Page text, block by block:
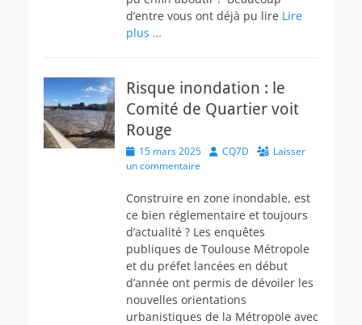
d’entre vous ont déjà pu lire Lire
plus …
Risque inondation : le
Comité de Quartier voit
Rouge
Posted
on
15 mars 2025 Author
CQ7D
Laisser
un commentaire
Construire en zone inondable, est
ce bien réglementaire et toujours
d’actualité ? Les enquêtes
publiques de Toulouse Métropole
et du préfet lancées en début
d’année ont permis de dévoiler les
nouvelles orientations
urbanistiques de la Métropole avec